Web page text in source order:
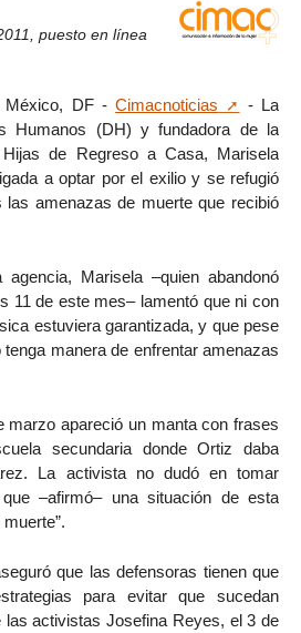
puesto en línea
México, DF -Cimacnoticias
- La
Humanos (DH) y fundadora de la
Hijas de Regreso a Casa, Marisela
a optar por el exilio y se refugió
amenazas de muerte que recibió
Marisela –quien abandonó
11 de este mes– lamentó que ni con
estuviera garantizada, y que pese
manera de enfrentar amenazas
marzo apareció un manta con frases
secundaria donde Ortiz daba
La activista no dudó en tomar
–afirmó– una situación de esta
que las defensoras tienen que
para evitar que sucedan
activistas Josefina Reyes, el 3 de